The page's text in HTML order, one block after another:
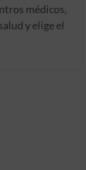
médicos,
y elige el